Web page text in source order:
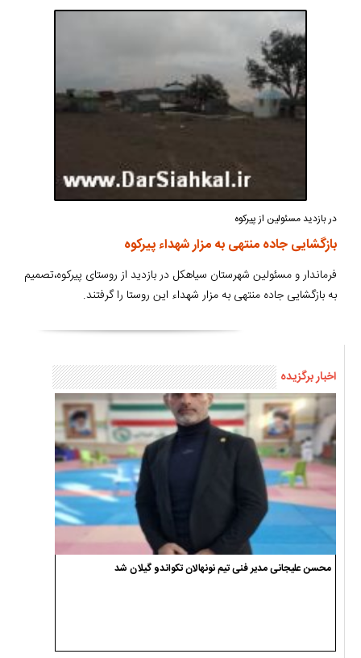
در بازدید مسئولین از پیرکوه
بازگشایی جاده منتهی به مزار شهداء پیرکوه
فرماندار و مسئولین شهرستان سیاهکل در بازدید از روستای پیرکوه،تصمیم
به بازگشایی جاده منتهی به مزار شهداء این روستا را گرفتند.
اخبار برگزیده
محسن علیجانی مدیر فنی تیم نونهالان تکواندو گیلان شد